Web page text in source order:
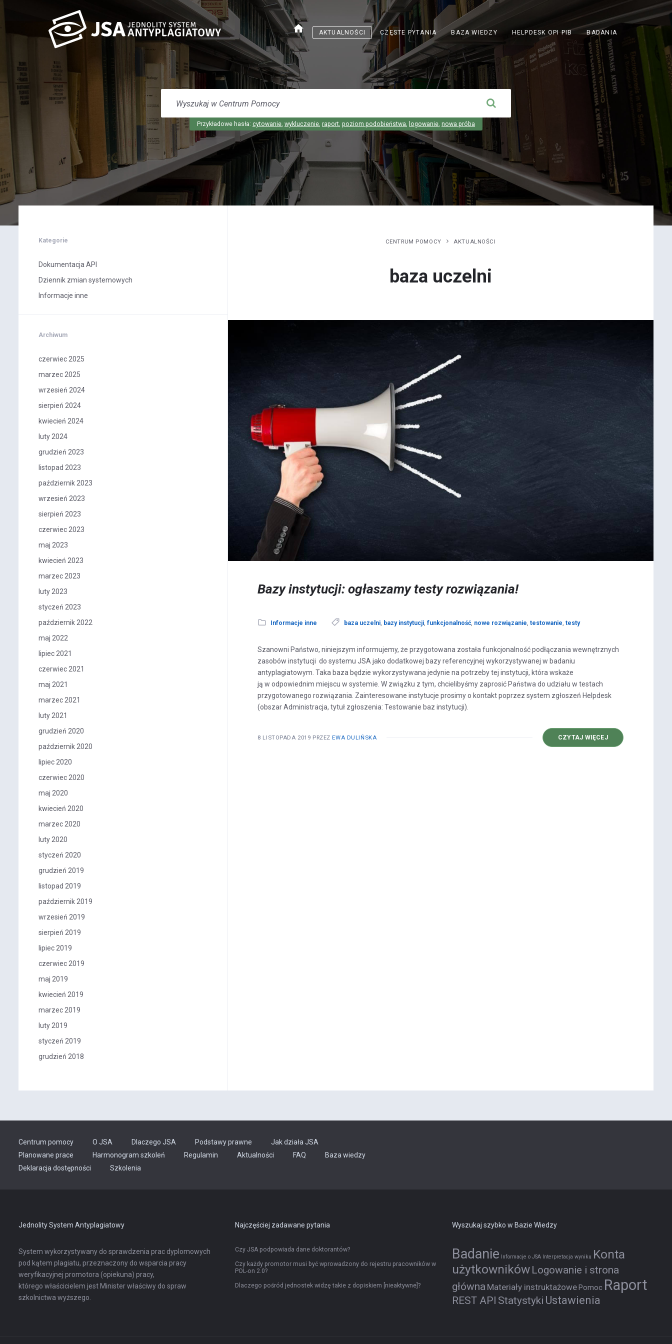
home AKTUALNOŚCI CZĘSTE PYTANIA BAZA WIEDZY HELPDESK OPI PIBODNOŚNIK
OTWIERA
SIĘ
W
NOWEJ
KARCIE
BADANIA
WYSZUKAJ
CENTRUM
Przykładowe hasła: cytowanie, wykluczenie, raport, poziom podobieństwa, logowanie, nowa próba
CENTRUM POMOCY AKTUALNOŚCI
baza uczelni
Bazy instytucji: ogłaszamy testy rozwiązania!
Informacje inne baza uczelni, bazy instytucji,funkcjonalność, nowe rozwiązanie,testowanie,testy
Szanowni Państwo, niniejszym informujemy, że przygotowana została funkcjonalność podłączania wewnętrznych
zasobów instytucji do systemu JSA jako dodatkowej bazy referencyjnej wykorzystywanej w badaniu
antyplagiatowym. Taka baza będzie wykorzystywana jedynie na potrzeby tej instytucji, która wskaże
ją w odpowiednim miejscu w systemie. W związku z tym, chcielibyśmy zaprosić Państwa do udziału w testach
przygotowanego rozwiązania. Zainteresowane instytucje prosimy o kontakt poprzez system zgłoszeń Helpdesk
(obszar Administracja, tytuł zgłoszenia: Testowanie baz instytucji).
8 LISTOPADA 2019 PRZEZEWA DULIŃSKA CZYTAJ WIĘCEJO
BAZY
INSTYTUCJI:
Kategorie
Dokumentacja API
Dziennik zmian systemowych
Informacje inne
Archiwum
czerwiec 2025
marzec 2025
wrzesień 2024
sierpień 2024
kwiecień 2024
luty 2024
grudzień 2023
listopad 2023
październik 2023
wrzesień 2023
sierpień 2023
czerwiec 2023
maj 2023
kwiecień 2023
marzec 2023
luty 2023
styczeń 2023
październik 2022
maj 2022
lipiec 2021
czerwiec 2021
maj 2021
marzec 2021
luty 2021
grudzień 2020
październik 2020
lipiec 2020
czerwiec 2020
maj 2020
kwiecień 2020
marzec 2020
luty 2020
styczeń 2020
grudzień 2019
listopad 2019
październik 2019
wrzesień 2019
sierpień 2019
lipiec 2019
czerwiec 2019
maj 2019
kwiecień 2019
marzec 2019
luty 2019
styczeń 2019
grudzień 2018
Centrum pomocy O JSA Dlaczego JSA Podstawy prawne
Jak działa JSA
Planowane prace
Harmonogram szkoleń Regulamin Aktualności FAQ
Baza wiedzy
Deklaracja dostępności
Szkolenia
Jednolity System Antyplagiatowy
System wykorzystywany do sprawdzenia prac dyplomowych
pod kątem plagiatu, przeznaczony do wsparcia pracy
weryfikacyjnej promotora (opiekuna) pracy,
którego właścicielem jest Minister właściwy do spraw
szkolnictwa wyższego.
Najczęściej zadawane pytania
Czy JSA podpowiada dane doktorantów?
Czy każdy promotor musi być wprowadzony do rejestru pracowników w
POL-on 2.0?
Dlaczego pośród jednostek widzę takie z dopiskiem [nieaktywne]?
Wyszukaj szybko w Bazie Wiedzy
Badanie Informacje o JSA Interpretacja wyniku Konta
użytkowników Logowanie i strona
główna Materiały instruktażowe Pomoc Raport
REST API Statystyki Ustawienia